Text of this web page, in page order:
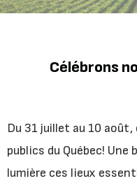
Célébrons
Du 31 juillet au 10 août,
publics du Québec!
lumière ces lieux